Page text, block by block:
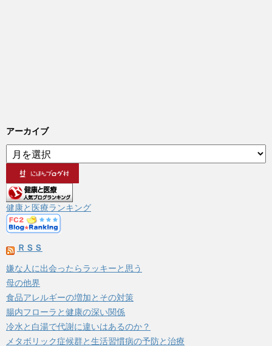
アーカイブ
ア
ー
イ
ブ
健康と医療ランキング
ＲＳＳ
嫌な人に出会ったらラッキーと思う
母の他界
食品アレルギーの増加とその対策
腸内フローラと健康の深い関係
冷水と白湯で代謝に違いはあるのか？
メタボリック症候群と生活習慣病の予防と治療